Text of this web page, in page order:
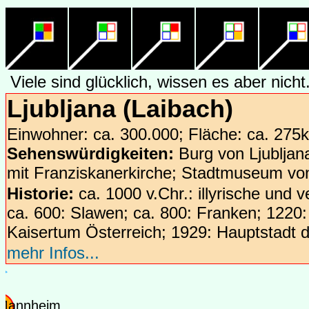
Ljubljana (Laibach)
Einwohner: ca. 300.000; Fläche: ca.
Sehenswürdigkeiten: Burg von
mit Franziskanerkirche; Stadtmuseum
Historie: ca. 1000 v.Chr.: illyrische und
ca. 600: Slawen; ca. 800: Franken;
Kaisertum Österreich; 1929: Hauptstadt
mehr Infos...
Viele sind glücklich, wissen es aber
Frankfurt/Main
Kassel